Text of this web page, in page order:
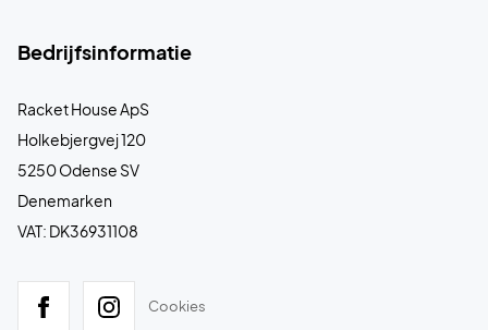
Bedrijfsinformatie
Racket House ApS
Holkebjergvej 120
5250 Odense SV
Denemarken
VAT: DK36931108
Cookies